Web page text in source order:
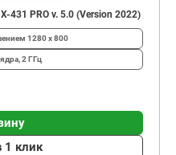
431 PRO v. 5.0 (Version 2022)
1280 х 800
2 ГГц
1 клик